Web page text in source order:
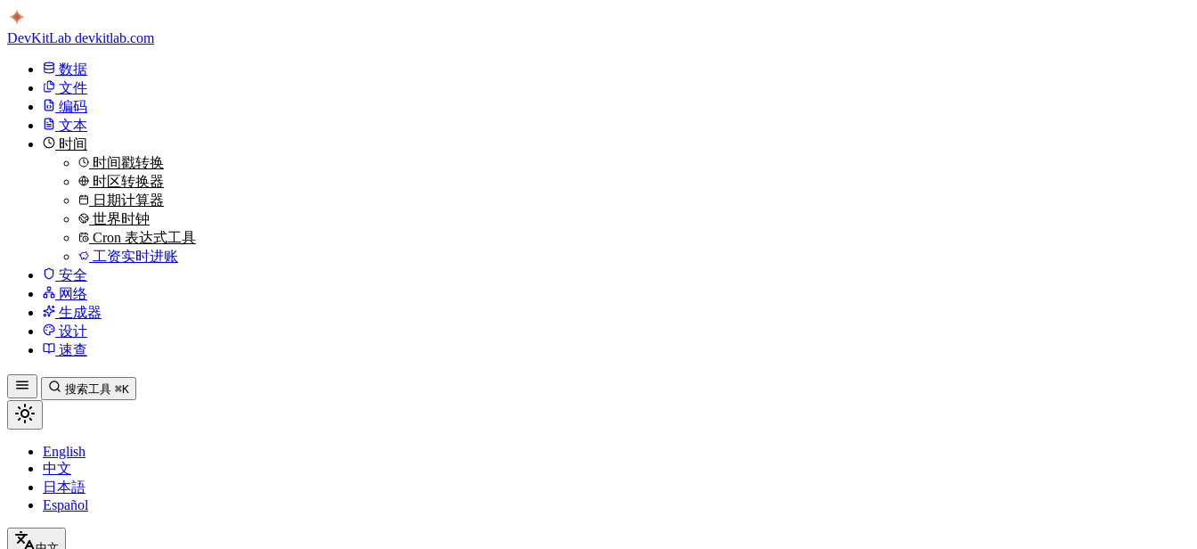
DevKitLab devkitlab.com
数据
文件
编码
文本
时间
时间戳转换
时区转换器
日期计算器
世界时钟
Cron 表达式工具
工资实时进账
安全
网络
生成器
设计
速查
搜索工具 ⌘K
English
中文
日本語
Español